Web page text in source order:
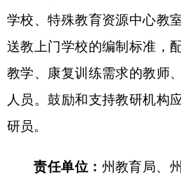
地州市政府 区
省区市政府 国
主办：克孜勒苏柯尔克孜自治州人民政府
新公网安备65300102000007号 新ICP备